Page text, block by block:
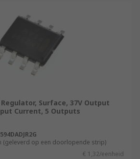
Surface, 37V Output
Current, 5 Outputs
(geleverd op een doorlopende strip)
€ 1,32/eenheid